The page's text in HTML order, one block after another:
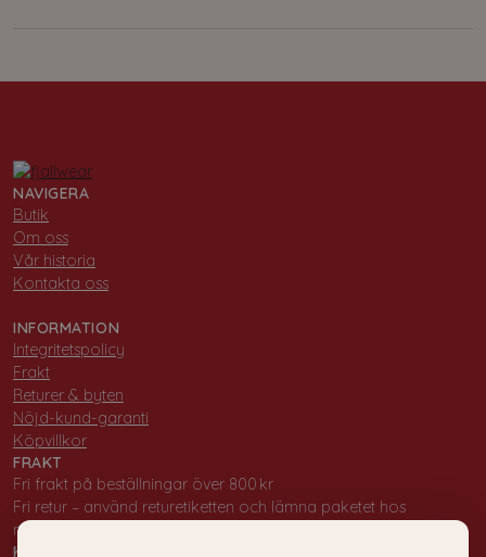
NAVIGERA
Butik
Om oss
Vår historia
Kontakta oss
INFORMATION
Integritetspolicy
Frakt
Returer & byten
Nöjd-kund-garanti
Köpvillkor
FRAKT
Fri frakt på beställningar över 800 kr
Fri retur – använd returetiketten och lämna paketet hos
närmaste PostNord-ombud.
KONTAKT